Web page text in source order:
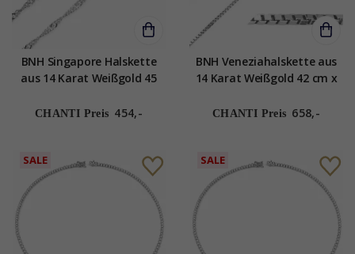
BNH Singapore Halskette
aus 14 Karat Weißgold 45
CHANTI Preis 454,-
BNH Veneziahalskette aus
14 Karat Weißgold 42 cm x
CHANTI Preis 658,-
SALE SALE